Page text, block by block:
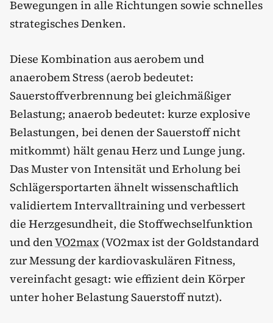
Bewegungen in alle Richtungen sowie schnelles
strategisches Denken.
Diese Kombination aus aerobem und
anaerobem Stress (aerob bedeutet:
Sauerstoffverbrennung bei gleichmäßiger
Belastung; anaerob bedeutet: kurze explosive
Belastungen, bei denen der Sauerstoff nicht
mitkommt) hält genau Herz und Lunge jung.
Das Muster von Intensität und Erholung bei
Schlägersportarten ähnelt wissenschaftlich
validiertem Intervalltraining und verbessert
die Herzgesundheit, die Stoffwechselfunktion
und denVO2max (VO2max ist der Goldstandard
zur Messung der kardiovaskulären Fitness,
vereinfacht gesagt: wie effizient dein Körper
unter hoher Belastung Sauerstoff nutzt).